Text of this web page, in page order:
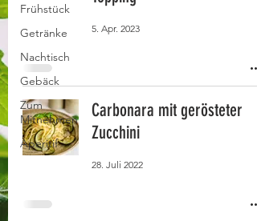
Frühstück
Getränke
Nachtisch
Gebäck
Zum
Mitnehmen
Aperitif
5. Apr. 2023
Carbonara mit gerösteter
Zucchini
28. Juli 2022